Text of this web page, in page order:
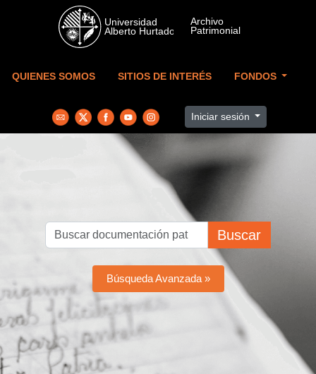
Skip to main content
QUIENES SOMOS SITIOS DE INTERÉS FONDOS
Iniciar sesión
Buscar
Búsqueda Avanzada »